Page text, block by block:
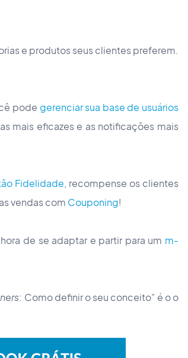
e produtos seus clientes preferem.
pode gerenciar sua base de usuários
mais eficazes e as notificações mais
Fidelidade, recompense os clientes
vendas com Couponing!
de se adaptar e partir para um m-
: Como definir o seu conceito" é o o